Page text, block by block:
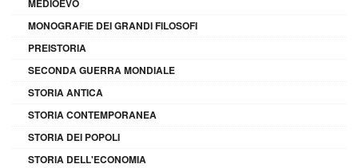
MEDIOEVO
MONOGRAFIE DEI GRANDI FILOSOFI
PREISTORIA
SECONDA GUERRA MONDIALE
STORIA ANTICA
STORIA CONTEMPORANEA
STORIA DEI POPOLI
STORIA DELL'ECONOMIA